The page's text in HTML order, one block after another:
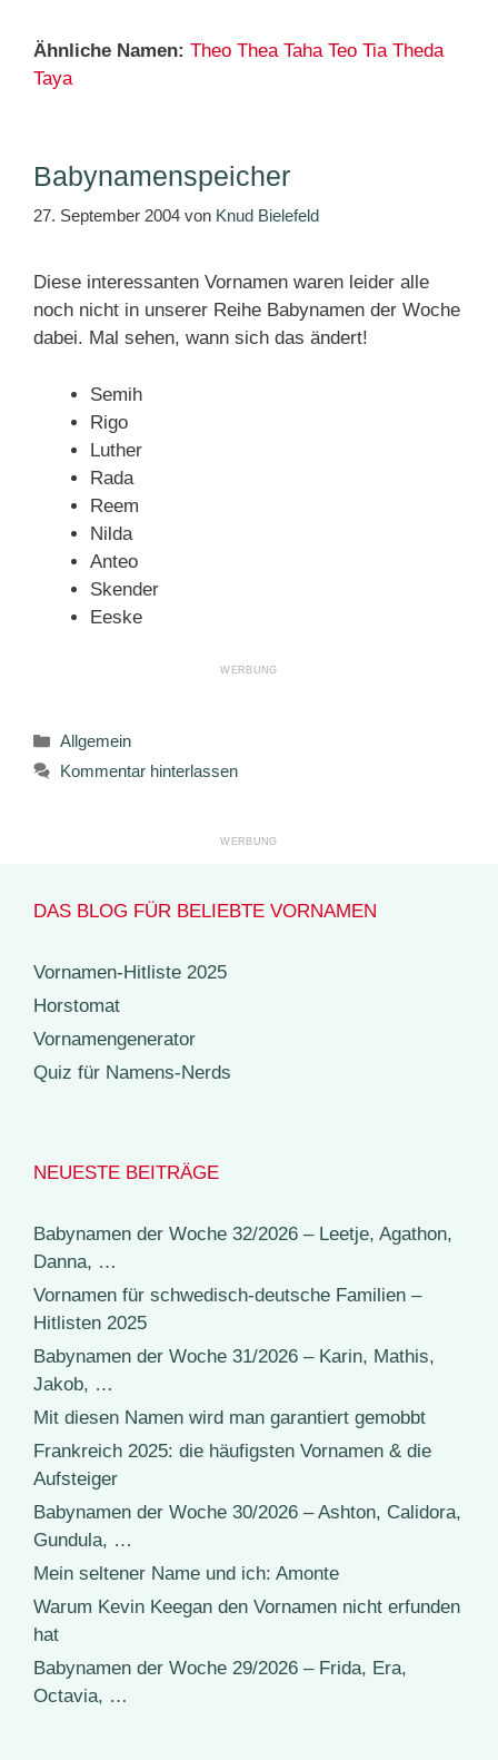
Ähnliche Namen: Theo Thea Taha Teo Tia Theda
Taya
Babynamenspeicher
27. September 2004 von Knud Bielefeld
Diese interessanten Vornamen waren leider alle
noch nicht in unserer Reihe Babynamen der Woche
dabei. Mal sehen, wann sich das ändert!
Semih
Rigo
Luther
Rada
Reem
Nilda
Anteo
Skender
Eeske
Kategorien
Allgemein
Kommentar hinterlassen
DAS BLOG FÜR BELIEBTE VORNAMEN
Vornamen-Hitliste 2025
Horstomat
Vornamengenerator
Quiz für Namens-Nerds
NEUESTE BEITRÄGE
Babynamen der Woche 32/2026 – Leetje, Agathon,
Danna, …
Vornamen für schwedisch-deutsche Familien –
Hitlisten 2025
Babynamen der Woche 31/2026 – Karin, Mathis,
Jakob, …
Mit diesen Namen wird man garantiert gemobbt
Frankreich 2025: die häufigsten Vornamen & die
Aufsteiger
Babynamen der Woche 30/2026 – Ashton, Calidora,
Gundula, …
Mein seltener Name und ich: Amonte
Warum Kevin Keegan den Vornamen nicht erfunden
hat
Babynamen der Woche 29/2026 – Frida, Era,
Octavia, …